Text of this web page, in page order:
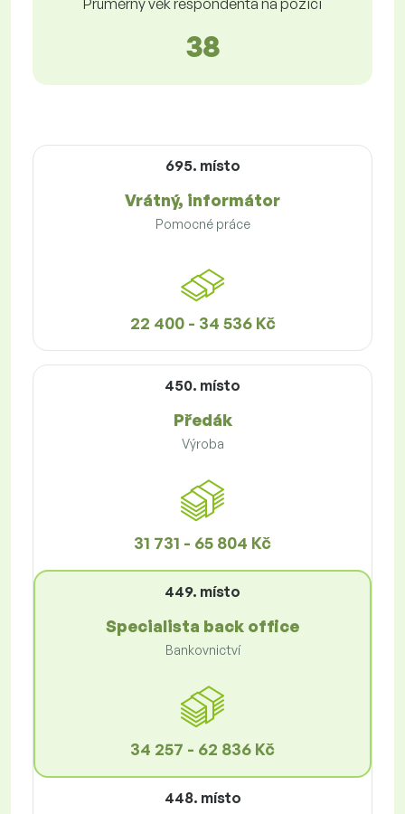
Průměrný věk respondenta na pozici
38
695. místo
Vrátný, informátor
Pomocné práce
22 400 - 34 536 Kč
450. místo
Předák
Výroba
31 731 - 65 804 Kč
449. místo
Specialista back office
Bankovnictví
34 257 - 62 836 Kč
448. místo